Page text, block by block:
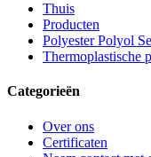
Thuis
Producten
Polyester Polyol
Thermoplastische
Categorieën
Over ons
Certificaten